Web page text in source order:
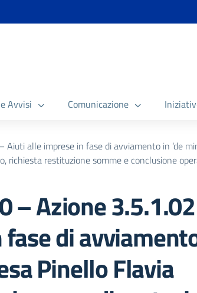
Avvisi Comunicazione
alle imprese in fase di avviamento in ‘de
richiesta restituzione somme e conclusione
– Azione
di
Pinello Flavia